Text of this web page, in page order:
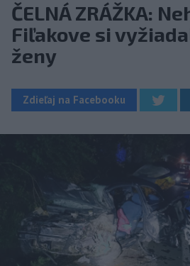
ČELNÁ ZRÁŽKA:
Fiľakove si
ženy
Zdieľaj na Facebooku